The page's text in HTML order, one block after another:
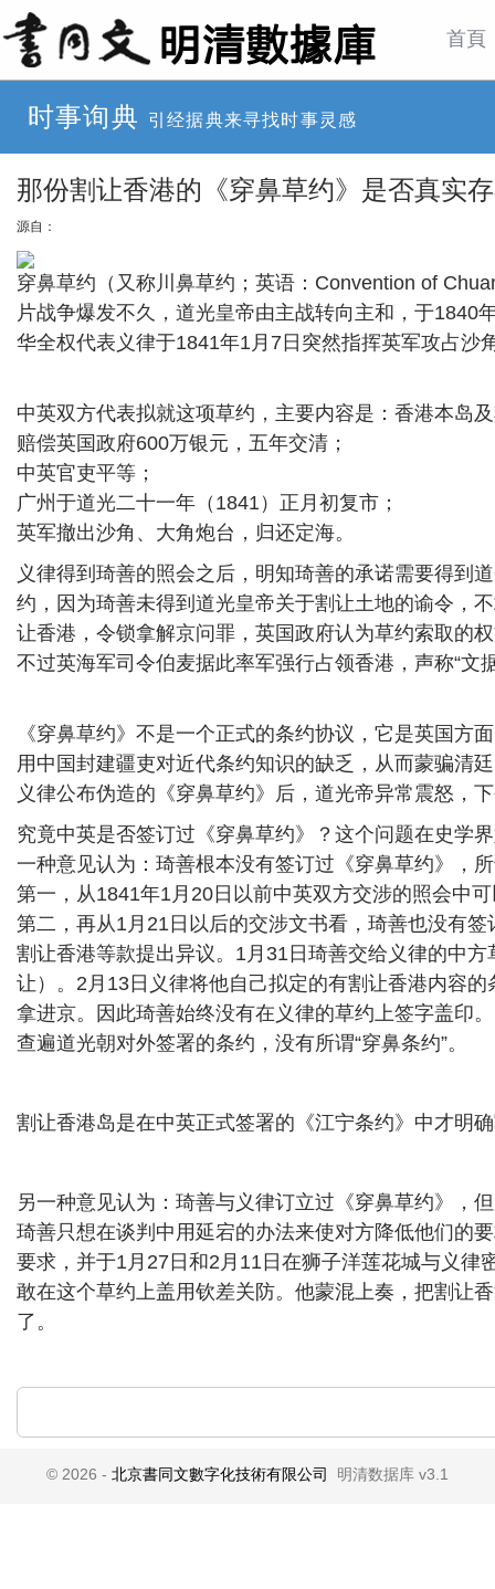
首頁
时事询典 引经据典来寻找时事灵感
那份割让香港的《穿鼻草约》是否真实
源自：
穿鼻草约（又称川鼻草约；英语：Convention of
片战争爆发不久，道光皇帝由主战转向主和，于1840
华全权代表义律于1841年1月7日突然指挥英军攻占
中英双方代表拟就这项草约，主要内容是：香港本岛
赔偿英国政府600万银元，五年交清；
中英官吏平等；
广州于道光二十一年（1841）正月初复市；
英军撤出沙角、大角炮台，归还定海。
义律得到琦善的照会之后，明知琦善的承诺需要得到
约，因为琦善未得到道光皇帝关于割让土地的谕令，
让香港，令锁拿解京问罪，英国政府认为草约索取的
不过英海军司令伯麦据此率军强行占领香港，声称“文
《穿鼻草约》不是一个正式的条约协议，它是英国
用中国封建疆吏对近代条约知识的缺乏，从而蒙骗清
义律公布伪造的《穿鼻草约》后，道光帝异常震怒，
究竟中英是否签订过《穿鼻草约》？这个问题在史学
一种意见认为：琦善根本没有签订过《穿鼻草约》，
第一，从1841年1月20日以前中英双方交涉的照会中
第二，再从1月21日以后的交涉文书看，琦善也没有
割让香港等款提出异议。1月31日琦善交给义律的中
让）。2月13日义律将他自己拟定的有割让香港内容
拿进京。因此琦善始终没有在义律的草约上签字盖印。
查遍道光朝对外签署的条约，没有所谓“穿鼻条约”。
割让香港岛是在中英正式签署的《江宁条约》中才明
另一种意见认为：琦善与义律订立过《穿鼻草约》，
琦善只想在谈判中用延宕的办法来使对方降低他们的
要求，并于1月27日和2月11日在狮子洋莲花城与义
敢在这个草约上盖用钦差关防。他蒙混上奏，把割让
了。
© 2026 - 北京書同文數字化技術有限公司 明清数据库 v3.1